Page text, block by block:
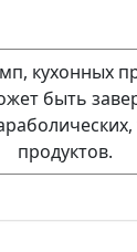
кухонных
быть
продуктов.